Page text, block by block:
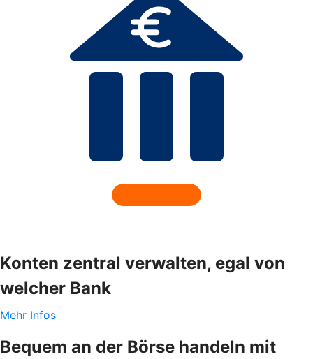
Konten zentral verwalten, egal von
welcher Bank
Mehr Infos
Bequem an der Börse handeln mit